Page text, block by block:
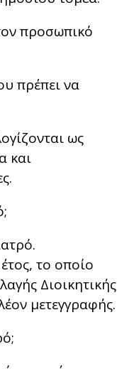
προσωπικό
πρέπει να
ως
και
το οποίο
Διοικητικής
μετεγγραφής.